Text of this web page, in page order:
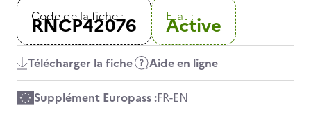
Code de la fiche :
RNCP42076 Etat :
Active
Télécharger la fiche Aide en ligne
Supplément Europass :FR-EN